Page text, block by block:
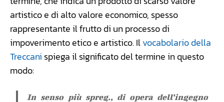
artistico e di alto valore economico, spesso
rappresentante il frutto di un processo di
impoverimento etico e artistico. Ilvocabolario della
Treccani spiega il significato del termine in questo
modo:
In senso più spreg., di opera dell’ingegno